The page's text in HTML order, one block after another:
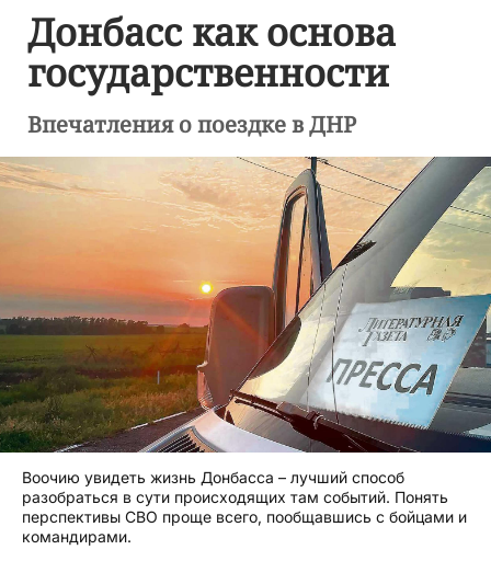
Донбасс как основа
государственности
Впечатления о поездке в ДНР
Воочию увидеть жизнь Донбасса – лучший способ
разобраться в сути происходящих там событий. Понять
перспективы СВО проще всего, пообщавшись с бойцами и
командирами.